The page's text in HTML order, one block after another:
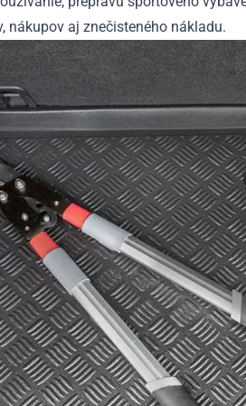
nákupov aj znečisteného nákladu.